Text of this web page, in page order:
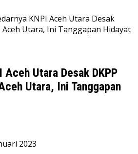
KNPI Aceh Utara Desak
Aceh Utara, Ini Tanggapan Hidayat
Aceh Utara Desak DKPP
Utara, Ini Tanggapan
2023